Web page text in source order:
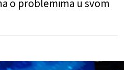
o problemima u svom